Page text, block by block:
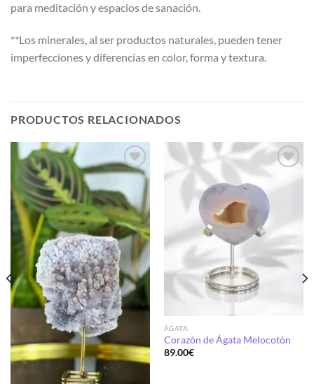
para meditación y espacios de sanación.
**Los minerales, al ser productos naturales, pueden tener
imperfecciones y diferencias en color, forma y textura.
PRODUCTOS RELACIONADOS
Añadir
lista de
deseos
ÁGATA
Corazón de Ágata Melocotón
89.00€